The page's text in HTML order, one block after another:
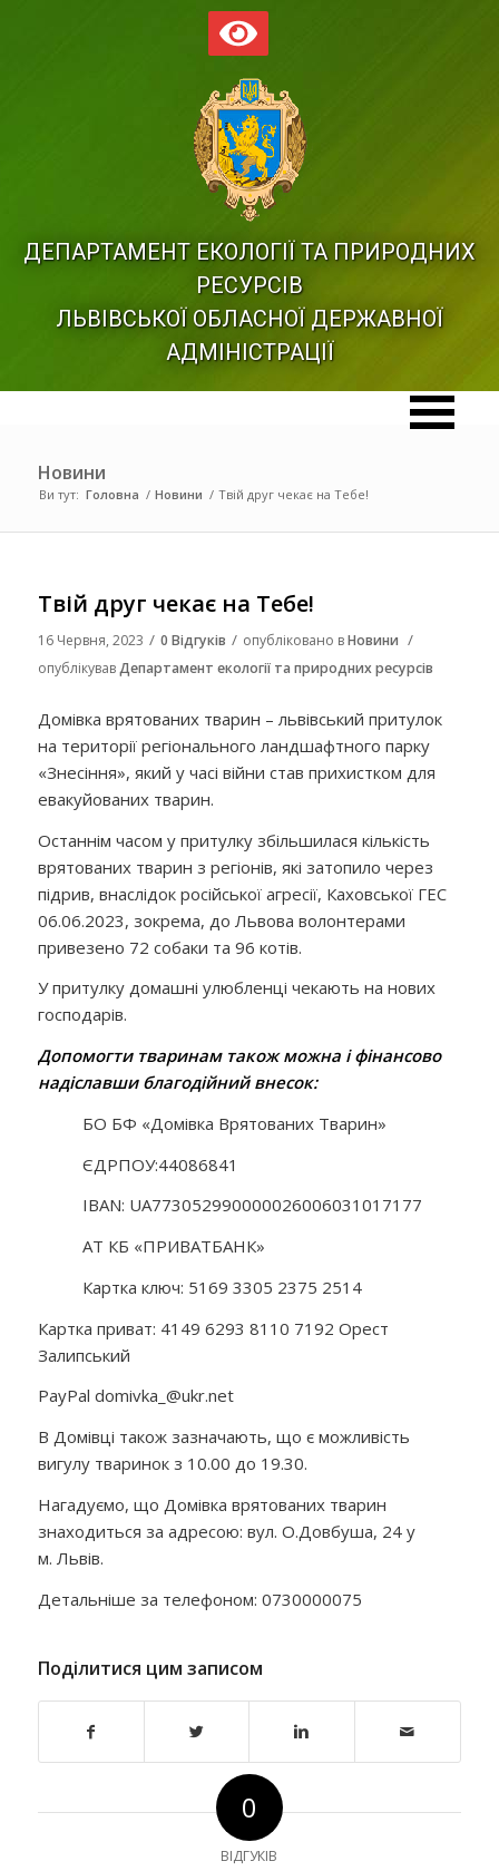
ДЕПАРТАМЕНТ ЕКОЛОГІЇ ТА ПРИРОДНИХ
РЕСУРСІВ
ЛЬВІВСЬКОЇ ОБЛАСНОЇ ДЕРЖАВНОЇ
АДМІНІСТРАЦІЇ
Новини
Ви тут: Головна / Новини / Твій друг чекає на Тебе!
Твій друг чекає на Тебе!
16 Червня, 2023 / 0 Відгуків / опубліковано вНовини /
опублікувавДепартамент екології та природних ресурсів
Домівка врятованих тварин – львівський притулок
на території регіонального ландшафтного парку
«Знесіння», який у часі війни став прихистком для
евакуйованих тварин.
Останнім часом у притулку збільшилася кількість
врятованих тварин з регіонів, які затопило через
підрив, внаслідок російської агресії, Каховської ГЕС
06.06.2023, зокрема, до Львова волонтерами
привезено 72 собаки та 96 котів.
У притулку домашні улюбленці чекають на нових
господарів.
Допомогти тваринам також можна і фінансово
надіславши благодійний внесок:
БО БФ «Домівка Врятованих Тварин»
ЄДРПОУ:44086841
IBAN: UA773052990000026006031017177
АТ КБ «ПРИВАТБАНК»
Картка ключ: 5169 3305 2375 2514
Картка приват: 4149 6293 8110 7192 Орест
Залипський
PayPal domivka_@ukr.net
В Домівці також зазначають, що є можливість
вигулу тваринок з 10.00 до 19.30.
Нагадуємо, що Домівка врятованих тварин
знаходиться за адресою: вул. О.Довбуша, 24 у
м. Львів.
Детальніше за телефоном: 0730000075
Поділитися цим записом
0
ВІДГУКІВ